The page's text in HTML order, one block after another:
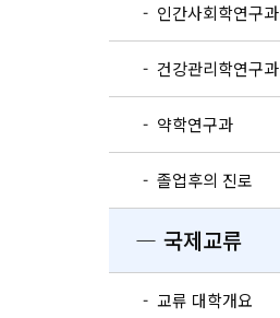
- 인간사회학연구과
- 건강관리학연구과
- 약학연구과
- 졸업후의 진로
― 국제교류
- 교류 대학개요